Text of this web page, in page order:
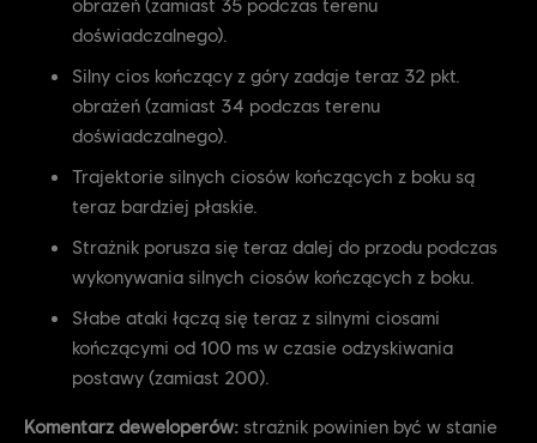
obrażeń (zamiast 35 podczas terenu
doświadczalnego).
Silny cios kończący z góry zadaje teraz 32 pkt.
obrażeń (zamiast 34 podczas terenu
doświadczalnego).
Trajektorie silnych ciosów kończących z boku są
teraz bardziej płaskie.
Strażnik porusza się teraz dalej do przodu podczas
wykonywania silnych ciosów kończących z boku.
Słabe ataki łączą się teraz z silnymi ciosami
kończącymi od 100 ms w czasie odzyskiwania
postawy (zamiast 200).
Komentarz deweloperów: strażnik powinien być w stanie